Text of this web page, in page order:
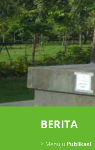
BERITA
> Menuju Publikasi